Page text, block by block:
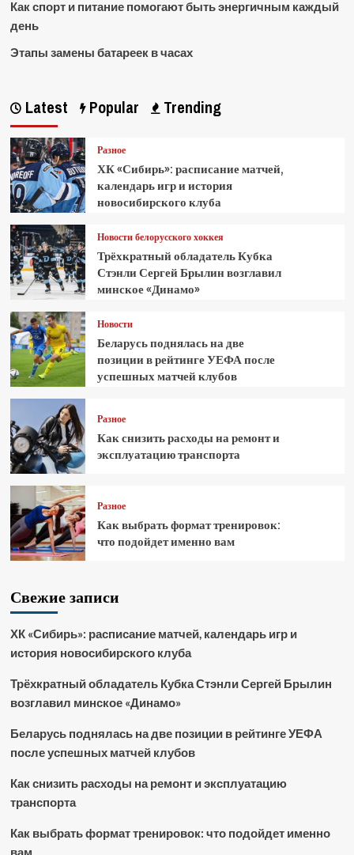
Как спорт и питание помогают быть энергичным каждый
день
Этапы замены батареек в часах
Latest Popular Trending
Разное
ХК «Сибирь»: расписание матчей,
календарь игр и история
новосибирского клуба
Новости белорусского хоккея
Трёхкратный обладатель Кубка
Стэнли Сергей Брылин возглавил
минское «Динамо»
Новости
Беларусь поднялась на две
позиции в рейтинге УЕФА после
успешных матчей клубов
Разное
Как снизить расходы на ремонт и
эксплуатацию транспорта
Разное
Как выбрать формат тренировок:
что подойдет именно вам
Свежие записи
ХК «Сибирь»: расписание матчей, календарь игр и
история новосибирского клуба
Трёхкратный обладатель Кубка Стэнли Сергей Брылин
возглавил минское «Динамо»
Беларусь поднялась на две позиции в рейтинге УЕФА
после успешных матчей клубов
Как снизить расходы на ремонт и эксплуатацию
транспорта
Как выбрать формат тренировок: что подойдет именно